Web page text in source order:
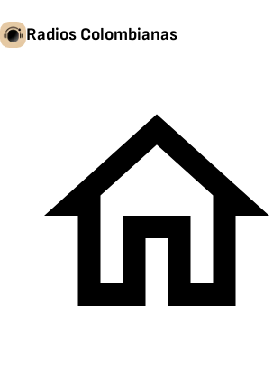
Radios Colombianas